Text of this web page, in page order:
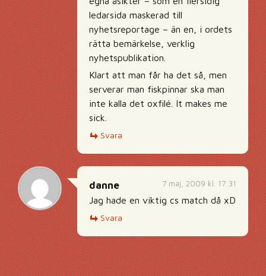
ledarsida maskerad till
nyhetsreportage – än en, i ordets
rätta bemärkelse, verklig
nyhetspublikation.
Klart att man får ha det så, men
serverar man fiskpinnar ska man
inte kalla det oxfilé. It makes me
sick.
Svara
7 maj, 2009 kl. 17:31
danne
Jag hade en viktig cs match då xD
Svara